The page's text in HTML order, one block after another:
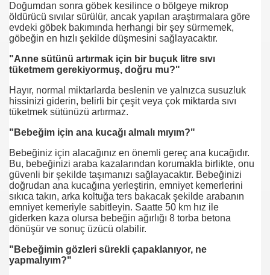
Doğumdan sonra göbek kesilince o bölgeye mikrop
öldürücü sıvılar sürülür, ancak yapılan araştırmalara göre
evdeki göbek bakımında herhangi bir şey sürmemek,
göbeğin en hızlı şekilde düşmesini sağlayacaktır.
"Anne sütünü artırmak için bir buçuk litre sıvı
tüketmem gerekiyormuş, doğru mu?"
Hayır, normal miktarlarda beslenin ve yalnızca susuzluk
hissinizi giderin, belirli bir çeşit veya çok miktarda sıvı
tüketmek sütünüzü artırmaz.
"Bebeğim için ana kucağı almalı mıyım?"
Bebeğiniz için alacağınız en önemli gereç ana kucağıdır.
Bu, bebeğinizi araba kazalarından korumakla birlikte, onu
güvenli bir şekilde taşımanızı sağlayacaktır. Bebeğinizi
doğrudan ana kucağına yerleştirin, emniyet kemerlerini
sıkıca takın, arka koltuğa ters bakacak şekilde arabanın
emniyet kemeriyle sabitleyin. Saatte 50 km hız ile
giderken kaza olursa bebeğin ağırlığı 8 torba betona
dönüşür ve sonuç üzücü olabilir.
"Bebeğimin gözleri sürekli çapaklanıyor, ne
yapmalıyım?"
etmiyor